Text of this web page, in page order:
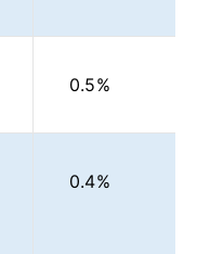
0.5%
0.4%